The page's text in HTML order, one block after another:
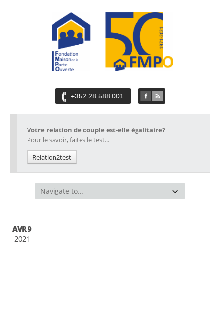
+352 28 588 001
Votre relation de couple est-elle égalitaire?
Pour le savoir, faites le test...
Relation2test
AVR 9
2021